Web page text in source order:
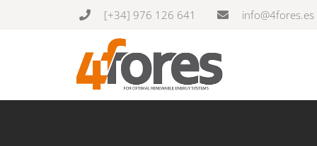
[+34] 976 126 641 info@4fores.es